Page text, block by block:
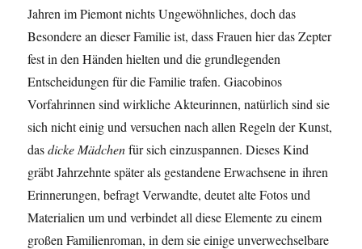
Jahren im Piemont nichts Ungewöhnliches, doch das
Besondere an dieser Familie ist, dass Frauen hier das Zepter
fest in den Händen hielten und die grundlegenden
Entscheidungen für die Familie trafen. Giacobinos
Vorfahrinnen sind wirkliche Akteurinnen, natürlich sind sie
sich nicht einig und versuchen nach allen Regeln der Kunst,
dasdicke Mädchenfür sich einzuspannen. Dieses Kind
gräbt Jahrzehnte später als gestandene Erwachsene in ihren
Erinnerungen, befragt Verwandte, deutet alte Fotos und
Materialien um und verbindet all diese Elemente zu einem
großen Familienroman, in dem sie einige unverwechselbare